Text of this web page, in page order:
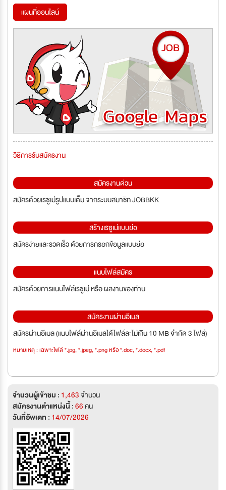
แผนที่ออนไลน์
วิธีการรับสมัครงาน
สมัครงานด่วน
สมัครด้วยเรซูเม่รูปแบบเต็ม จากระบบสมาชิก JOBBKK
สร้างเรซูเม่แบบย่อ
สมัครง่ายและรวดเร็ว ด้วยการกรอกข้อมูลแบบย่อ
แนบไฟล์สมัคร
สมัครด้วยการแนบไฟล์เรซูเม่ หรือ ผลงานของท่าน
สมัครงานผ่านอีเมล
สมัครผ่านอีเมล (แนบไฟล์ผ่านอีเมลได้ไฟล์ละไม่เกิน 10 MB จำกัด 3 ไฟล์)
หมายเหตุ : เฉพาะไฟล์ *.jpg, *.jpeg, *.png หรือ *.doc, *.docx, *.pdf
จำนวนผู้เข้าชม : 1,463จำนวน
สมัครงานตำแหน่งนี้ :66คน
วันที่อัพเดท : 14/07/2026